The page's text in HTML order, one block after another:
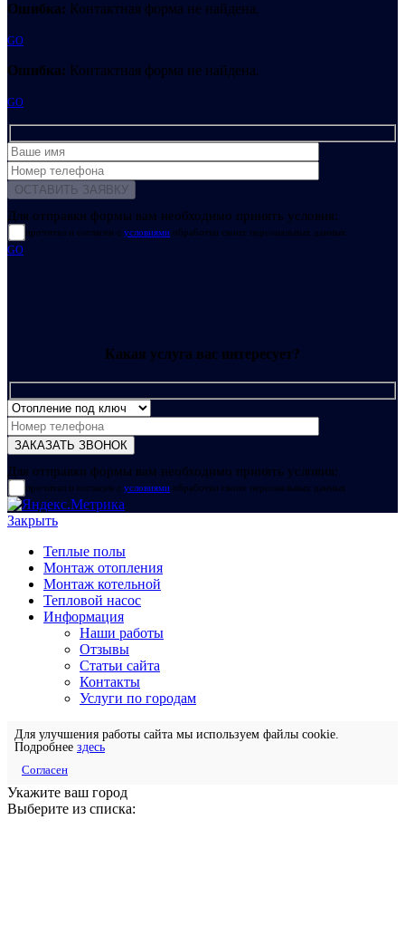
Ошибка: Контактная форма не найдена.
GO
Ошибка: Контактная форма не найдена.
GO
Для отправки формы вам необходимо принять условия:
прочитал и согласен с условиями обработки своих персональных данных
GO
Какая услуга вас интересует?
Для отправки формы вам необходимо принять условия:
прочитал и согласен с условиями обработки своих персональных данных
Закрыть
Теплые полы
Монтаж отопления
Монтаж котельной
Тепловой насос
Информация
Наши работы
Отзывы
Статьи сайта
Контакты
Услуги по городам
Для улучшения работы сайта мы используем файлы cookie.
Подробнее здесь
Согласен
Укажите ваш город
Выберите из списка: